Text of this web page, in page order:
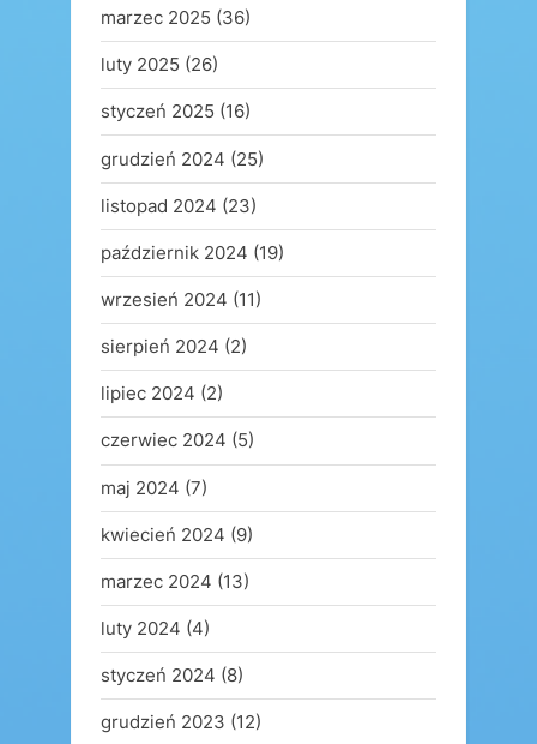
marzec 2025 (36)
luty 2025 (26)
styczeń 2025 (16)
grudzień 2024 (25)
listopad 2024 (23)
październik 2024 (19)
wrzesień 2024 (11)
sierpień 2024 (2)
lipiec 2024 (2)
czerwiec 2024 (5)
maj 2024 (7)
kwiecień 2024 (9)
marzec 2024 (13)
luty 2024 (4)
styczeń 2024 (8)
grudzień 2023 (12)